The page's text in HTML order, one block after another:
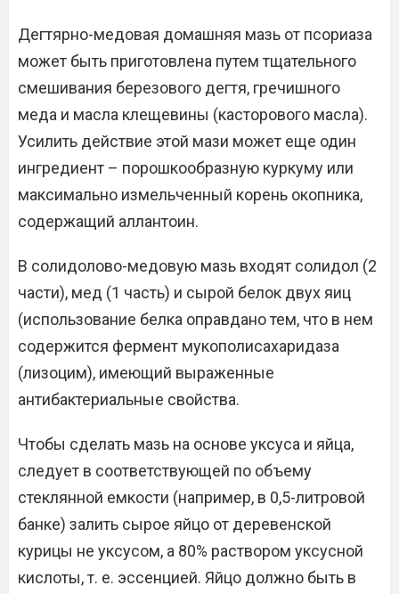
Дегтярно-медовая домашняя мазь от псориаза
может быть приготовлена путем тщательного
смешивания березового дегтя, гречишного
меда и масла клещевины (касторового масла).
Усилить действие этой мази может еще один
ингредиент – порошкообразную куркуму или
максимально измельченный корень окопника,
содержащий аллантоин.
В солидолово-медовую мазь входят солидол (2
части), мед (1 часть) и сырой белок двух яиц
(использование белка оправдано тем, что в нем
содержится фермент мукополисахаридаза
(лизоцим), имеющий выраженные
антибактериальные свойства.
Чтобы сделать мазь на основе уксуса и яйца,
следует в соответствующей по объему
стеклянной емкости (например, в 0,5-литровой
банке) залить сырое яйцо от деревенской
курицы не уксусом, а 80% раствором уксусной
кислоты, т. е. эссенцией. Яйцо должно быть в